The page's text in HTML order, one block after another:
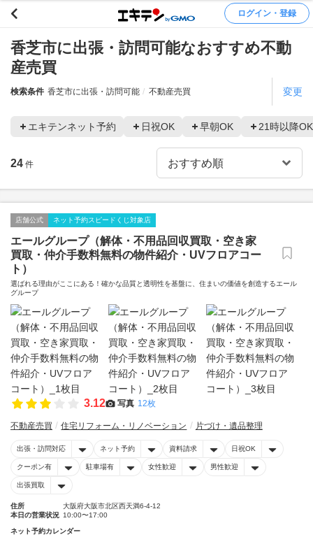
ログイン・登録
香芝市に出張・訪問可能なおすすめ不動
産売買
検索条件 香芝市に出張・訪問可能 不動産売買 変更
エキテンネット予約 日祝OK 早朝OK 21時以降OK
24 件
店舗公式 ネット予約スピードくじ対象店
エールグループ（解体・不用品回収買取・空き家
買取・仲介手数料無料の物件紹介・UVフロアコー
ト）
選ばれる理由がここにある！確かな品質と透明性を基盤に、住まいの価値を創造するエール
グループ
3.12 写真 12枚
不動産売買 住宅リフォーム・リノベーション 片づけ・遺品整理
出張・訪問対応 ネット予約 資料請求 日祝OK
クーポン有 駐車場有 女性歓迎 男性歓迎
出張買取
住所
大阪府大阪市北区西天満6-4-12
本日の営業状況 10:00〜17:00
ネット予約カレンダー